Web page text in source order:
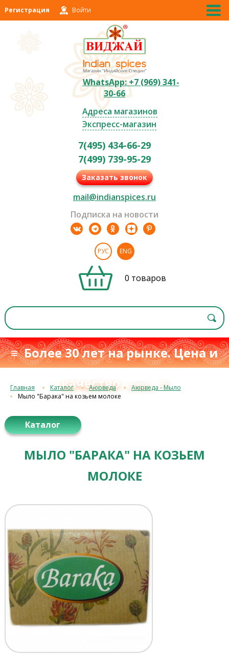
Регистрация Войти
WhatsApp: +7 (969) 341-
30-66
Адреса магазинов
Экспресс-магазин
7(495) 434-66-29
7(499) 739-95-29
Заказать звонок
mail@indianspices.ru
Подписка на новости
РУС ENG
0 товаров
≡ Более 30 лет на рынке. Цена и
качество с 1993 г.≡
Главная Каталог Аюрведа
Аюрведа - Мыло
Мыло "Барака" на козьем молоке
Каталог
МЫЛО "БАРАКА" НА КОЗЬЕМ
МОЛОКЕ